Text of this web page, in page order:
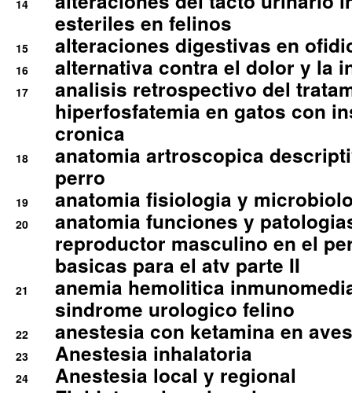
14
esteriles en felinos
15 alteraciones digestivas en
16 alternativa contra el dolor y la
17
analisis retrospectivo del
hiperfosfatemia en gatos con
cronica
18
anatomia artroscopica
perro
19 anatomia fisiologia y
20
anatomia funciones y
reproductor masculino en el
basicas para el atv parte II
21
anemia hemolitica
sindrome urologico felino
22 anestesia con ketamina en
23 Anestesia inhalatoria
24 Anestesia local y regional